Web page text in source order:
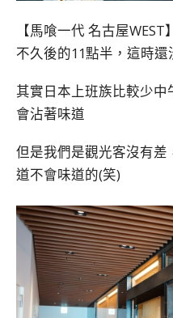
【馬喰一代 名古屋
不久後的11點半，這時還
其實日本上班族比較少
會沾著味道
但是我們是觀光客沒有差
道不會味道的(笑)